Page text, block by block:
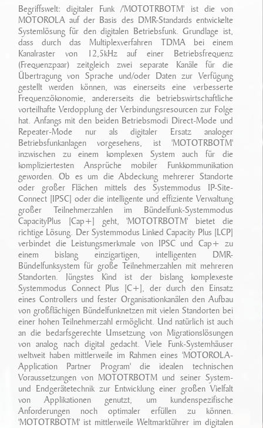
Unser Service
Ansprechpartner
Stellenangebote
Referenzen
Geschichte
Standort/ Anfahrt
IP Anwendungen/ Applikationen
Sonderfahrzeugbau
Leistungen
Eigenentwicklungen
Zubehör
Lexikon
Technikarchiv
Wichtige Links
KONTAKT
Begriffswelt: digitaler Funk /'MOTOTRBOTM' ist die von
MOTOROLA auf der Basis des DMR-Standards entwickelte
Systemlösung für den digitalen Betriebsfunk. Grundlage ist,
dass durch das Multiplexverfahren TDMA bei einem
Kanalraster von 12,5kHz auf einer Betriebsfrequenz
(Frequenzpaar) zeitgleich zwei separate Kanäle für die
Übertragung von Sprache und/oder Daten zur Verfügung
gestellt werden können, was einerseits eine verbesserte
Frequenzökonomie, andererseits die betriebswirtschaftliche
vorteilhafte Verdopplung der Verbindungsresourcen zur Folge
hat. Anfangs mit den beiden Betriebsmodi Direct-Mode und
Repeater-Mode nur als digitaler Ersatz analoger
Betriebsfunkanlagen vorgesehens, ist 'MOTOTRBOTM'
inzwischen zu einem komplexen System auch für die
kompliziertesten Ansprüche mobiler Funkkommunikation
geworden. Ob es um die Abdeckung mehrerer Standorte
oder großer Flächen mittels des Systemmodus IP-Site-
Connect [IPSC] oder die intelligente und effiziente Verwaltung
großer Teilnehmerzahlen im Bündelfunk-Systemmodus
CapacityPlus [Cap+] geht, 'MOTOTRBOTM' bietet die
richtige Lösung. Der Systemmodus Linked Capacity Plus [LCP]
verbindet die Leistungsmerkmale von IPSC und Cap+ zu
einem bislang einzigartigen, intelligenten DMR-
Bündelfunksystem für große Teilnehmerzahlen mit mehreren
Standorten. Jüngstes Kind ist der bislang komplexeste
Systemmodus Connect Plus [C+], der durch den Einsatz
eines Controllers und fester Organisationkanälen den Aufbau
von großflächigen Bündelfunknetzen mit vielen Standorten bei
einer hohen Teilnehmerzahl ermöglicht. Und natürlich ist auch
an die bedarfsgerechte Umsetzung von Migrationslösungen
von analog nach digital gedacht. Viele Funk-Systemhäuser
weltweit haben mittlerweile im Rahmen eines 'MOTOROLA-
Application Partner Program' die idealen technischen
Voraussetzungen von MOTOTRBOTM und seiner System-
und Endgerätetechnik zur Entwicklung einer großen Vielfalt
von Applikationen genutzt, um kundenspezifische
Anforderungen noch optimaler erfüllen zu können.
'MOTOTRBOTM' ist mittlerweile Weltmarktührer im digitalen